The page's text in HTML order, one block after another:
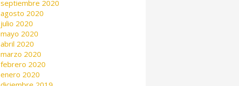
septiembre 2020
agosto 2020
julio 2020
mayo 2020
abril 2020
marzo 2020
febrero 2020
enero 2020